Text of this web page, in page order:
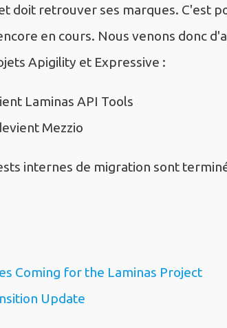
doit retrouver ses marques. C'est
en cours. Nous venons donc
Apigility et Expressive :
Laminas API Tools
Mezzio
internes de migration sont
Coming for the Laminas Project
Update